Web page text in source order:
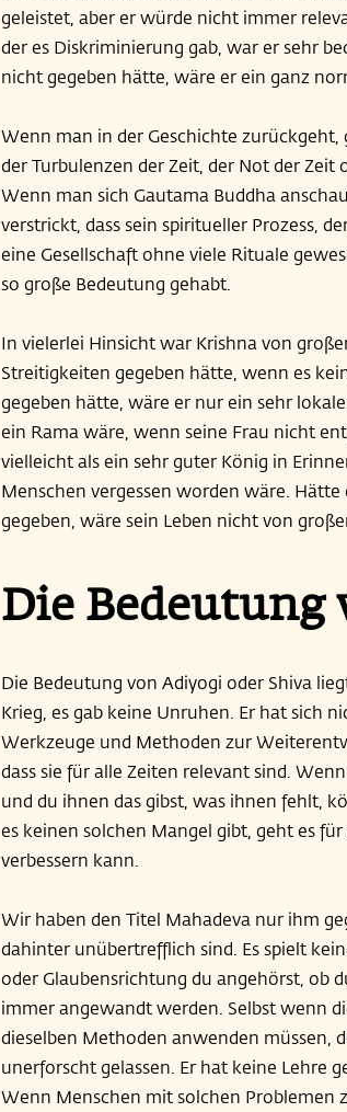
geleistet, aber er würde nicht immer
der es Diskriminierung gab, war er sehr
nicht gegeben hätte, wäre er ein ganz
Wenn man in der Geschichte
der Turbulenzen der Zeit, der Not der
Wenn man sich Gautama Buddha
verstrickt, dass sein spiritueller Prozess,
eine Gesellschaft ohne viele Rituale
so große Bedeutung gehabt.
In vielerlei Hinsicht war Krishna von
Streitigkeiten gegeben hätte, wenn es
gegeben hätte, wäre er nur ein sehr
ein Rama wäre, wenn seine Frau nicht
vielleicht als ein sehr guter König in
Menschen vergessen worden wäre.
gegeben, wäre sein Leben nicht von
Die Bedeutung
Die Bedeutung von Adiyogi oder Shiva
Krieg, es gab keine Unruhen. Er hat sich
Werkzeuge und Methoden zur
dass sie für alle Zeiten relevant sind.
und du ihnen das gibst, was ihnen fehlt,
es keinen solchen Mangel gibt, geht es
verbessern kann.
Wir haben den Titel Mahadeva nur ihm
dahinter unübertrefflich sind. Es spielt
oder Glaubensrichtung du angehörst, ob
immer angewandt werden. Selbst wenn
dieselben Methoden anwenden müssen,
unerforscht gelassen. Er hat keine Lehre
Wenn Menschen mit solchen Problemen